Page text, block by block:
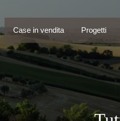
Case in vendita Progetti
Case in vendita Progetti